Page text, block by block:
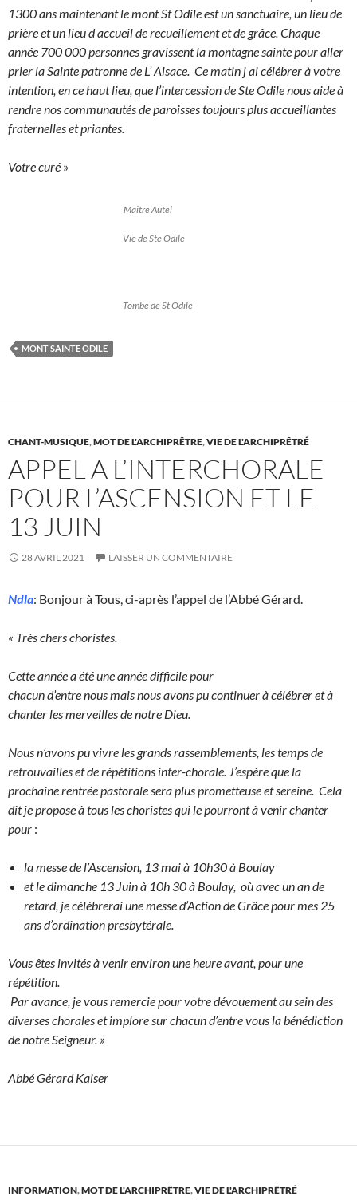
1300 ans maintenant le mont St Odile est un sanctuaire, un lieu de
prière et un lieu d accueil de recueillement et de grâce. Chaque
année 700 000 personnes gravissent la montagne sainte pour aller
prier la Sainte patronne de L’ Alsace. Ce matin j ai célébrer à votre
intention, en ce haut lieu, que l’intercession de Ste Odile nous aide à
rendre nos communautés de paroisses toujours plus accueillantes
fraternelles et priantes.
Votre curé »
Maitre Autel
Vie de Ste Odile
Tombe de St Odile
MONT SAINTE ODILE
CHANT-MUSIQUE,MOT DE L'ARCHIPRÊTRE,VIE DE L'ARCHIPRÊTRÉ
APPEL A L’INTERCHORALE
POUR L’ASCENSION ET LE
13 JUIN
28 AVRIL 2021 LAISSER UN COMMENTAIRE
Ndla: Bonjour à Tous, ci-après l’appel de l’Abbé Gérard.
« Très chers choristes.
Cette année a été une année difficile pour
chacun d’entre nous mais nous avons pu continuer à célébrer et à
chanter les merveilles de notre Dieu.
Nous n’avons pu vivre les grands rassemblements, les temps de
retrouvailles et de répétitions inter-chorale. J’espère que la
prochaine rentrée pastorale sera plus prometteuse et sereine. Cela
dit je propose à tous les choristes qui le pourront à venir chanter
pour :
la messe de l’Ascension, 13 mai à 10h30 à Boulay
et le dimanche 13 Juin à 10h 30 à Boulay, où avec un an de
retard, je célébrerai une messe d’Action de Grâce pour mes 25
ans d’ordination presbytérale.
Vous êtes invités à venir environ une heure avant, pour une
répétition.
Par avance, je vous remercie pour votre dévouement au sein des
diverses chorales et implore sur chacun d’entre vous la bénédiction
de notre Seigneur. »
Abbé Gérard Kaiser
INFORMATION,MOT DE L'ARCHIPRÊTRE,VIE DE L'ARCHIPRÊTRÉ